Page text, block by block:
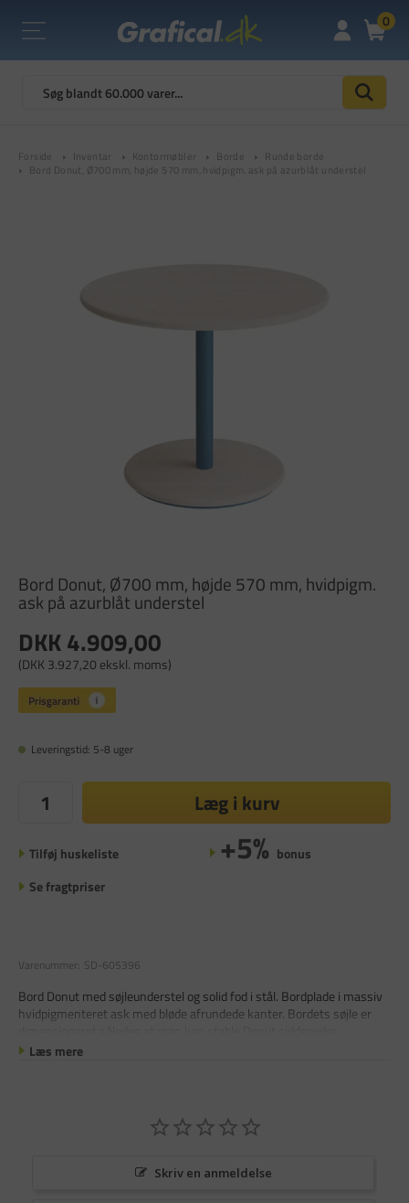
0
Forside Inventar Kontormøbler Borde
Runde borde
Bord Donut, Ø700 mm, højde 570 mm, hvidpigm. ask på azurblåt understel
Bord Donut, Ø700 mm, højde 570 mm, hvidpigm.
ask på azurblåt understel
DKK 4.909,00
(DKK 3.927,20 ekskl. moms)
Leveringstid: 5-8 uger
Læg i kurv
Tilføj huskeliste +5% bonus
Se fragtpriser
Varenummer: SD-605396
Bord Donut med søjleunderstel og solid fod i stål. Bordplade i massiv
hvidpigmenteret ask med bløde afrundede kanter. Bordets søjle er
Læs mere
Skriv en anmeldelse